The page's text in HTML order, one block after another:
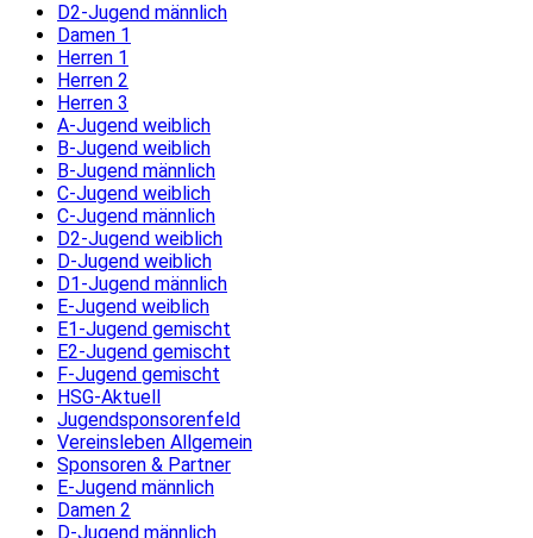
D2-Jugend männlich
Damen 1
Herren 1
Herren 2
Herren 3
A-Jugend weiblich
B-Jugend weiblich
B-Jugend männlich
C-Jugend weiblich
C-Jugend männlich
D2-Jugend weiblich
D-Jugend weiblich
D1-Jugend männlich
E-Jugend weiblich
E1-Jugend gemischt
E2-Jugend gemischt
F-Jugend gemischt
HSG-Aktuell
Jugendsponsorenfeld
Vereinsleben Allgemein
Sponsoren & Partner
E-Jugend männlich
Damen 2
D-Jugend männlich